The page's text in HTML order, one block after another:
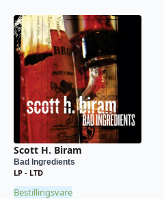
Scott H. Biram
Bad Ingredients
LP - LTD
Bestillingsvare